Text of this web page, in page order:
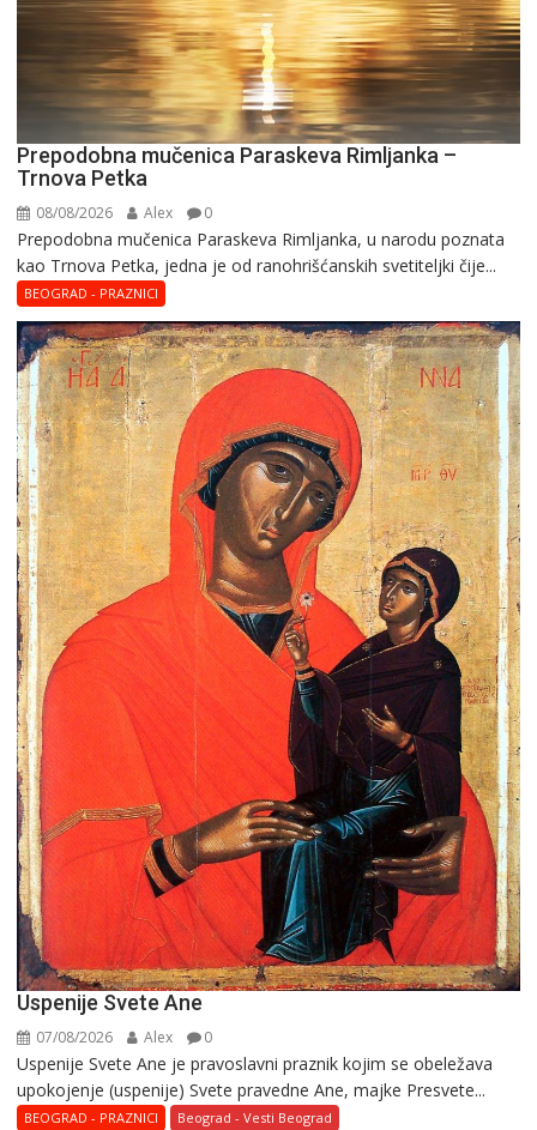
Prepodobna mučenica Paraskeva Rimljanka –
Trnova Petka
08/08/2026 Alex 0
Prepodobna mučenica Paraskeva Rimljanka, u narodu poznata
kao Trnova Petka, jedna je od ranohrišćanskih svetiteljki čije...
BEOGRAD - PRAZNICI
Uspenije Svete Ane
07/08/2026 Alex 0
Uspenije Svete Ane je pravoslavni praznik kojim se obeležava
upokojenje (uspenije) Svete pravedne Ane, majke Presvete...
BEOGRAD - PRAZNICI Beograd - Vesti Beograd